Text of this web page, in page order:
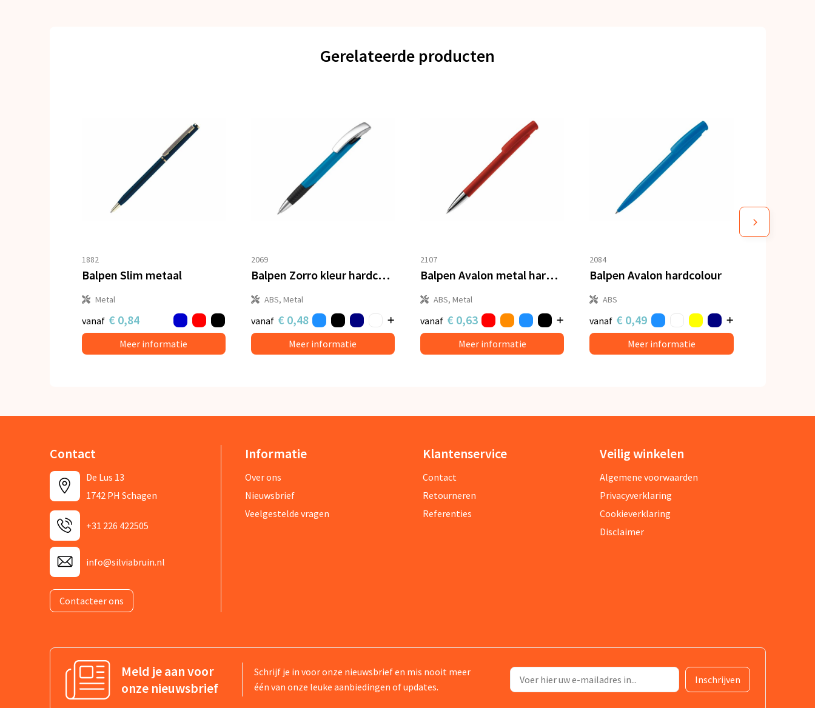
Gerelateerde producten
1882
Balpen Slim metaal
Metal
vanaf € 0,84
Meer informatie
2069
Balpen Zorro kleur hardcolour
ABS, Metal
vanaf € 0,48
Meer informatie
2107
Balpen Avalon metal hardcolour
ABS, Metal
vanaf € 0,63
Meer informatie
2084
Balpen Avalon hardcolour
ABS
vanaf € 0,49
Meer informatie
Contact
De Lus 13
1742 PH Schagen
+31 226 422505
info@silviabruin.nl
Contacteer ons
Informatie
Over ons
Nieuwsbrief
Veelgestelde vragen
Klantenservice
Contact
Retourneren
Referenties
Veilig winkelen
Algemene voorwaarden
Privacyverklaring
Cookieverklaring
Disclaimer
Meld je aan voor
onze nieuwsbrief
Schrijf je in voor onze nieuwsbrief en mis nooit meer
één van onze leuke aanbiedingen of updates.